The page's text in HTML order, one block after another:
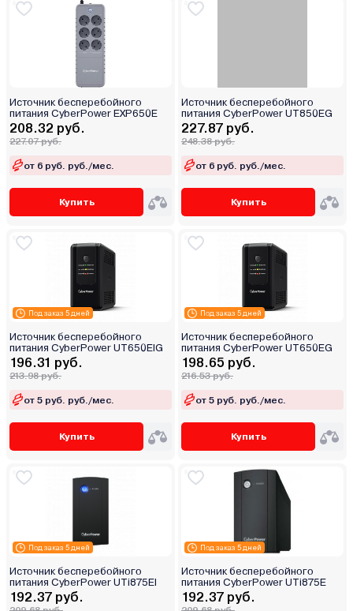
Источник бесперебойного
питания CyberPower EXP650E
208.32 руб.
227.07 руб.
от 6 руб. руб./мес.
Купить
Источник бесперебойного
питания CyberPower UT850EG
227.87 руб.
248.38 руб.
от 6 руб. руб./мес.
Купить
Под заказ 5 дней
Источник бесперебойного
питания CyberPower UT650EIG
196.31 руб.
213.98 руб.
от 5 руб. руб./мес.
Купить
Под заказ 5 дней
Источник бесперебойного
питания CyberPower UT650EG
198.65 руб.
216.53 руб.
от 5 руб. руб./мес.
Купить
Под заказ 5 дней
Источник бесперебойного
питания CyberPower UTi875EI
192.37 руб.
Под заказ 5 дней
Источник бесперебойного
питания CyberPower UTi875E
192.37 руб.